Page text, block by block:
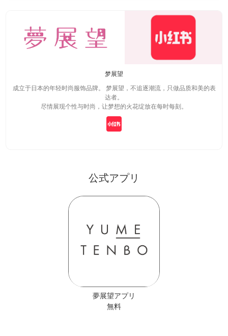
梦展望
成立于日本的年轻时尚服饰品牌。 梦展望，不追逐潮流，只做品质和美的表
达者。
尽情展现个性与时尚，让梦想的火花绽放在每时每刻。
公式アプリ
夢展望アプリ
無料